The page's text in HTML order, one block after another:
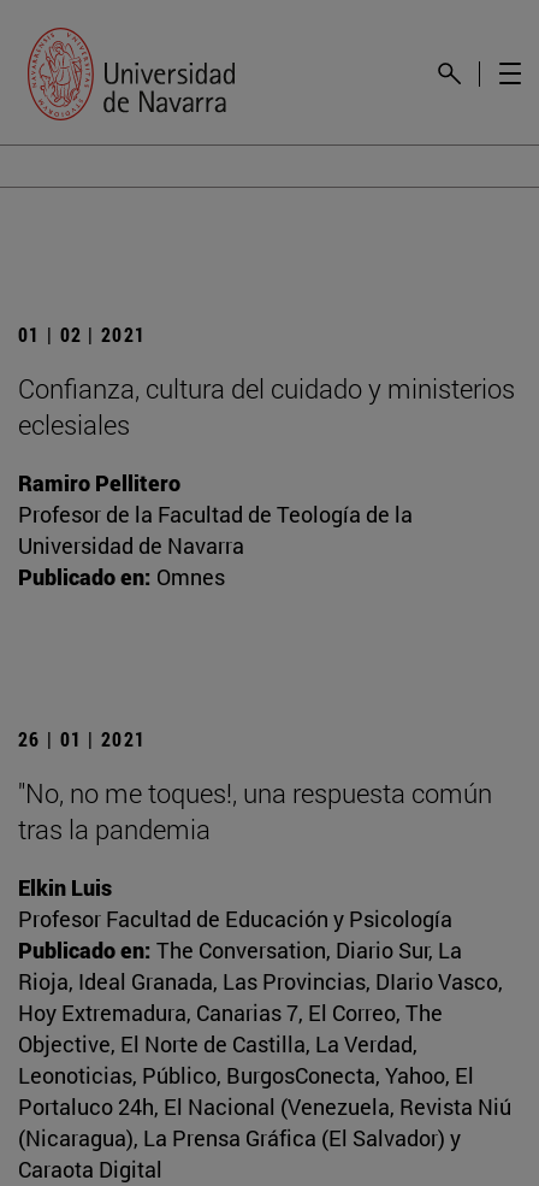
01 | 02 | 2021
Confianza, cultura del cuidado y ministerios
eclesiales
Ramiro Pellitero
Profesor de la Facultad de Teología de la
Universidad de Navarra
Publicado en: Omnes
26 | 01 | 2021
"No, no me toques!, una respuesta común
tras la pandemia
Elkin Luis
Profesor Facultad de Educación y Psicología
Publicado en: The Conversation, Diario Sur, La
Rioja, Ideal Granada, Las Provincias, DIario Vasco,
Hoy Extremadura, Canarias 7, El Correo, The
Objective, El Norte de Castilla, La Verdad,
Leonoticias, Público, BurgosConecta, Yahoo, El
Portaluco 24h, El Nacional (Venezuela, Revista Niú
(Nicaragua), La Prensa Gráfica (El Salvador) y
Caraota Digital